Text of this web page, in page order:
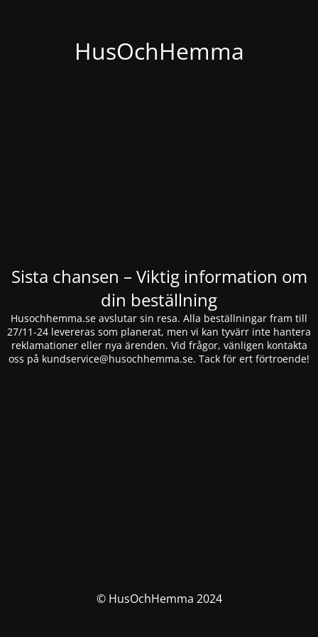
HusOchHemma
Sista chansen – Viktig information om
din beställning
Husochhemma.se avslutar sin resa. Alla beställningar fram till
27/11-24 levereras som planerat, men vi kan tyvärr inte hantera
reklamationer eller nya ärenden. Vid frågor, vänligen kontakta
oss på kundservice@husochhemma.se. Tack för ert förtroende!
© HusOchHemma 2024